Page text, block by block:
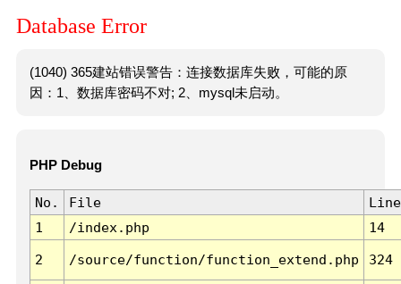
Database Error
(1040) 365建站错误警告：连接数据库失败，可能的原
因：1、数据库密码不对; 2、mysql未启动。
PHP Debug
No. File
Line
1
/index.php 14
2 /source/function/function_extend.php 324